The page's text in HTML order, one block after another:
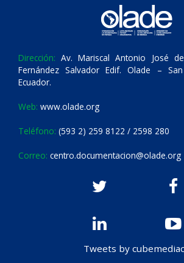
Dirección: Av. Mariscal Antonio José
Fernández Salvador Edif. Olade –
Ecuador.
Web: www.olade.org
Teléfono: (593 2) 259 8122 / 2598 280
Correo: centro.documentacion@olade.org
Tweets by